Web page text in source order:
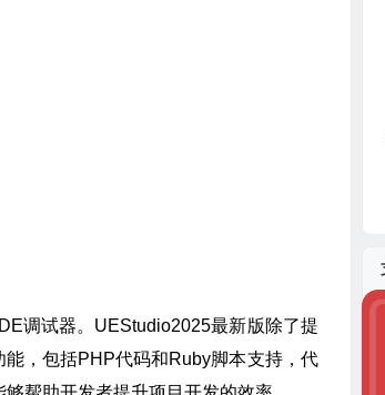
调试器。UEStudio2025最新版除了提
，包括PHP代码和Ruby脚本支持，代